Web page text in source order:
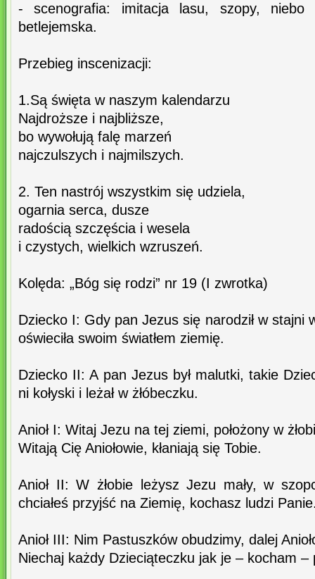
- scenografia: imitacja lasu, szopy,
betlejemska.
Przebieg inscenizacji:
1.Są święta w naszym kalendarzu
Najdroższe i najbliższe,
bo wywołują falę marzeń
najczulszych i najmilszych.
2. Ten nastrój wszystkim się udziela,
ogarnia serca, dusze
radością szczęścia i wesela
i czystych, wielkich wzruszeń.
Kolęda: „Bóg się rodzi” nr 19 (I zwrotka)
Dziecko I: Gdy pan Jezus się narodził w stajni
oświeciła swoim światłem ziemię.
Dziecko II: A pan Jezus był malutki, takie
ni kołyski i leżał w żłóbeczku.
Anioł I: Witaj Jezu na tej ziemi, położony w
Witają Cię Aniołowie, kłaniają się Tobie.
Anioł II: W żłobie leżysz Jezu mały, w
chciałeś przyjść na Ziemię, kochasz ludzi
Anioł III: Nim Pastuszków obudzimy, dalej
Niechaj każdy Dzieciąteczku jak je – kocham –